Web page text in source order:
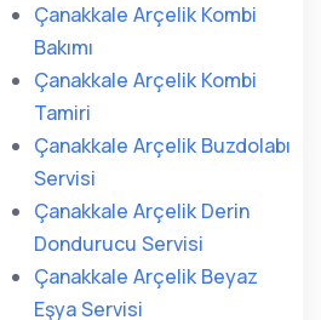
Çanakkale Arçelik Kombi
Bakımı
Çanakkale Arçelik Kombi
Tamiri
Çanakkale Arçelik Buzdolabı
Servisi
Çanakkale Arçelik Derin
Dondurucu Servisi
Çanakkale Arçelik Beyaz
Eşya Servisi